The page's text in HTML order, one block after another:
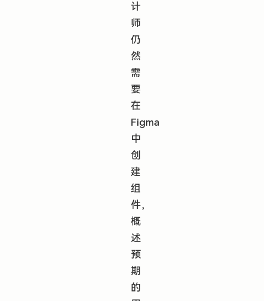
计
师
仍
然
需
要
在
Figma
中
创
建
组
件，
概
述
预
期
的